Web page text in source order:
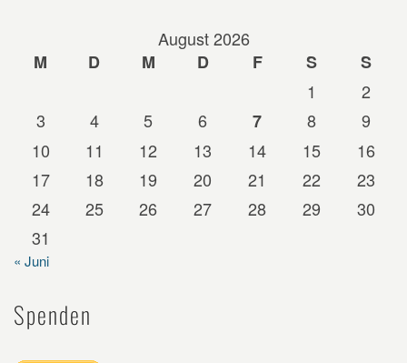
August 2026
M
D M D F S
S
1
2
3
4 5 6 7 8
9
10
11 12 13 14 15
16
17
18 19 20 21 22
23
24
25 26 27 28 29
30
31
« Juni
Spenden